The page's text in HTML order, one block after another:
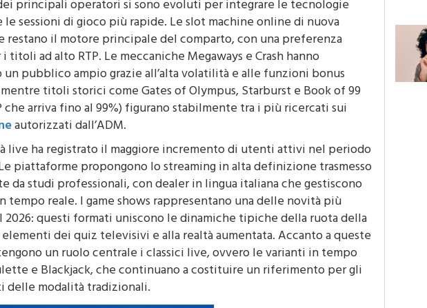
principali operatori si sono evoluti per integrare le tecnologie
le sessioni di gioco più rapide. Le slot machine online di nuova
restano il motore principale del comparto, con una preferenza
titoli ad alto RTP. Le meccaniche Megaways e Crash hanno
pubblico ampio grazie all’alta volatilità e alle funzioni bonus
titoli storici come Gates of Olympus, Starburst e Book of 99
che arriva fino al 99%) figurano stabilmente tra i più ricercati sui
autorizzati dall’ADM.
live ha registrato il maggiore incremento di utenti attivi nel periodo
piattaforme propongono lo streaming in alta definizione trasmesso
da studi professionali, con dealer in lingua italiana che gestiscono
tempo reale. I game shows rappresentano una delle novità più
questi formati uniscono le dinamiche tipiche della ruota della
dei quiz televisivi e alla realtà aumentata. Accanto a queste
un ruolo centrale i classici live, ovvero le varianti in tempo
e Blackjack, che continuano a costituire un riferimento per gli
delle modalità tradizionali.